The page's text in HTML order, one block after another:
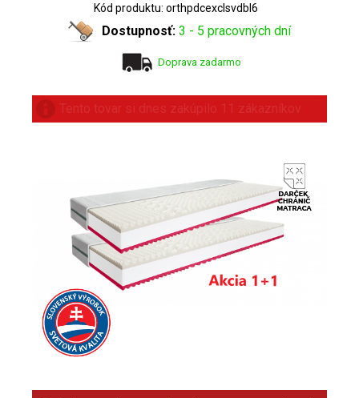
Kód produktu: orthpdcexclsvdbl6
Dostupnosť: 3 - 5 pracovných dní
Doprava zadarmo
Tento týždeň zakúpilo 25 zákazníkov